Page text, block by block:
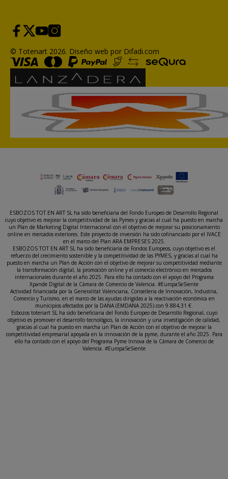
© Totenart 2026. Diseño web por Difadi.com
ESBOZOS TOT EN ART SL ha sido beneficiaria del Fondo Europeo de Desarrollo Regional
cuyo objetivo es mejorar la competitividad de las Pymes y gracias al cual ha puesto en marcha
un Plan de Marketing Digital Internacional con el objetivo de mejorar su posicionamiento
online en mercados exteriores. Este proyecto de inversión ha sido cofinanciado por el IVACE
en el marco del Plan ARA EMPRESES 2025.
ESBOZOS TOT EN ART SL ha sido beneficiaria de Fondos Europeos, cuyo objetivo es el
refuerzo del crecimiento sostenible y la competitividad de las PYMES, y gracias al cual ha
puesto en marcha un Plan de Acción con el objetivo de mejorar su competitividad mediante
la transformación digital, la promoción online y el comercio electrónico en mercados
internacionales durante el año 2025. Para ello ha contado con el apoyo del Programa
Xpande Digital de la Cámara de Comercio de Valencia. #EuropaSeSiente
Actividad financiada por la Generalitat Valenciana, Conselleria de Innovación, Industria,
Comercio y Turismo, en el marco de las ayudas dirigidas a la reactivación económica en
municipios afectados por la DANA (EMDANA 2025) con 9.884,31 €.
Esbozos totenart SL ha sido beneficiaria del Fondo Europeo de Desarrollo Regional, cuyo
objetivo es promover el desarrollo tecnológico, la innovación y una investigación de calidad,
gracias al cual ha puesto en marcha un Plan de Acción con el objetivo de mejorar la
competitividad empresarial apoyada en la innovación de la pyme, durante el año 2025. Para
ello ha contado con el apoyo del Programa Pyme Innova de la Cámara de Comercio de
Valencia. #EuropaSeSiente